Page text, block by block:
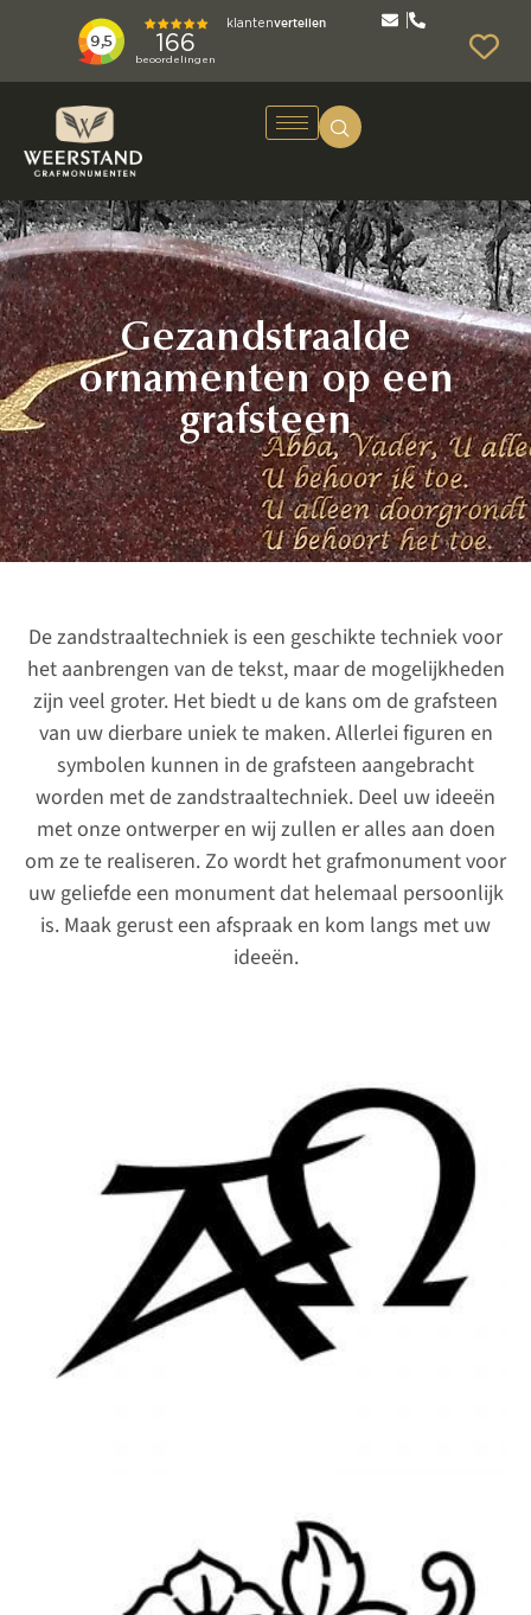
Gezandstraalde
ornamenten op een
grafsteen
De zandstraaltechniek is een geschikte techniek voor
het aanbrengen van de tekst, maar de mogelijkheden
zijn veel groter. Het biedt u de kans om de grafsteen
van uw dierbare uniek te maken. Allerlei figuren en
symbolen kunnen in de grafsteen aangebracht
worden met de zandstraaltechniek. Deel uw ideeën
met onze ontwerper en wij zullen er alles aan doen
om ze te realiseren. Zo wordt het grafmonument voor
uw geliefde een monument dat helemaal persoonlijk
is. Maak gerust een afspraak en kom langs met uw
ideeën.